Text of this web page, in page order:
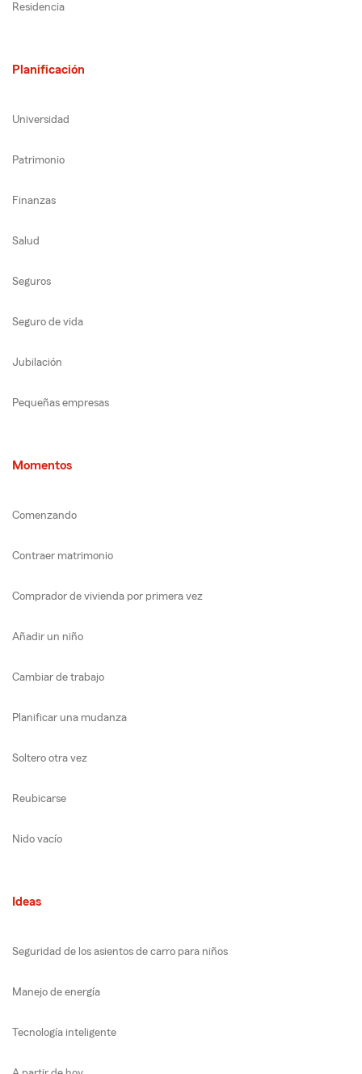
Residencia
Planificación
Universidad
Patrimonio
Finanzas
Salud
Seguros
Seguro de vida
Jubilación
Pequeñas empresas
Momentos
Comenzando
Contraer matrimonio
Comprador de vivienda por primera vez
Añadir un niño
Cambiar de trabajo
Planificar una mudanza
Soltero otra vez
Reubicarse
Nido vacío
Ideas
Seguridad de los asientos de carro para niños
Manejo de energía
Tecnología inteligente